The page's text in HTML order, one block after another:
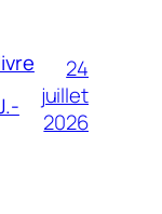
24
juillet
2026